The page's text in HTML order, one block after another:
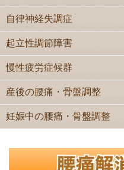
自律神経失調症
起立性調節障害
慢性疲労症候群
産後の腰痛・骨盤調整
妊娠中の腰痛・骨盤調整